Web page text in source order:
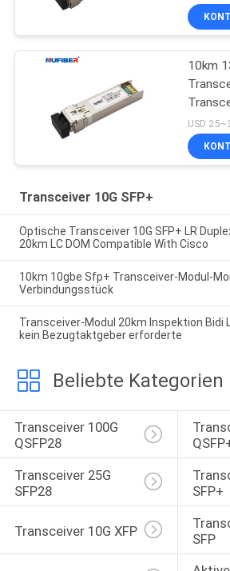
10km
DDM
Transceiver 10G SFP+
Optische Transceiver 10G SFP+ LR
20km LC DOM Compatible With Cisco
10km 10gbe Sfp+ Transceiver-Modul-
Verbindungsstück
Transceiver-Modul 20km Inspektion Bidi
kein Bezugtaktgeber erforderte
Beliebte Kategorien
Transceiver 100G
QSFP28
Transceiver 25G
SFP28
SFP+
Transceiver 10G XFP
SFP